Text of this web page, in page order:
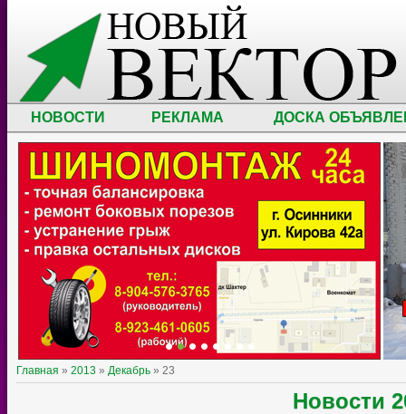
НОВОСТИ РЕКЛАМА ДОСКА
Главная » 2013 » Декабрь » 23
Новости